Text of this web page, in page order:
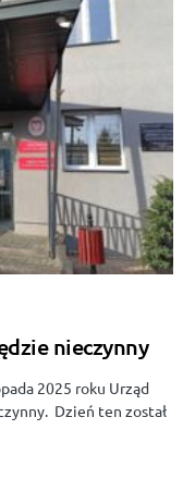
nieczynny
2025 roku Urząd
Dzień ten został